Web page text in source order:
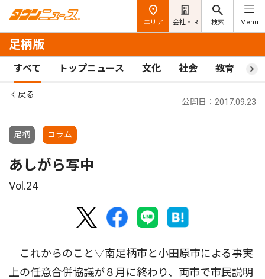
エリア 会社・IR 検索 Menu
足柄版
すべて トップニュース 文化 社会 教育 ス
戻る
足柄 コラム
公開日：2017.09.23
あしがら写中
Vol.24
これからのこと▽南足柄市と小田原市による事実
上の任意合併協議が８月に終わり、両市で市民説明